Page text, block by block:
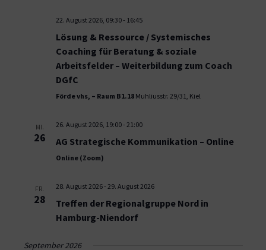
22. August 2026, 09:30- 16:45
Lösung & Ressource / Systemisches
Coaching für Beratung & soziale
Arbeitsfelder – Weiterbildung zum Coach
DGfC
Förde vhs, – Raum B1.18 Muhliusstr. 29/31, Kiel
MI.
26
26. August 2026, 19:00- 21:00
AG Strategische Kommunikation – Online
Online (Zoom)
FR.
28
28. August 2026- 29. August 2026
Treffen der Regionalgruppe Nord in
Hamburg-Niendorf
September 2026